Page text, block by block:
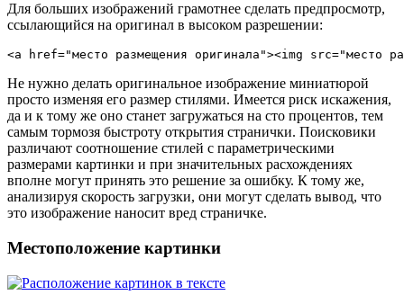
Для больших изображений грамотнее сделать предпросмотр,
ссылающийся на оригинал в высоком разрешении:
<a href="место размещения оригинала"><img src="место
Не нужно делать оригинальное изображение миниатюрой
просто изменяя его размер стилями. Имеется риск искажения,
да и к тому же оно станет загружаться на сто процентов, тем
самым тормозя быстроту открытия странички. Поисковики
различают соотношение стилей с параметрическими
размерами картинки и при значительных расхождениях
вполне могут принять это решение за ошибку. К тому же,
анализируя скорость загрузки, они могут сделать вывод, что
это изображение наносит вред страничке.
Местоположение картинки